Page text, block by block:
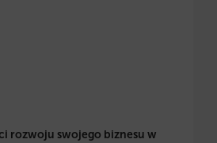
rozwoju swojego biznesu w